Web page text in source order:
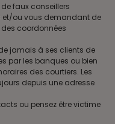
faux conseillers
et/ou vous demandant de
coordonnées
jamais à ses clients de
par les banques ou bien
des courtiers. Les
depuis une adresse
ou pensez être victime